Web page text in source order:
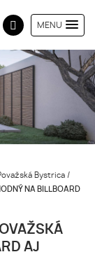
MENU
Bystrica /
NA BILLBOARD
AJ